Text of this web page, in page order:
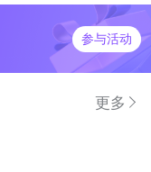
参与活动
更多